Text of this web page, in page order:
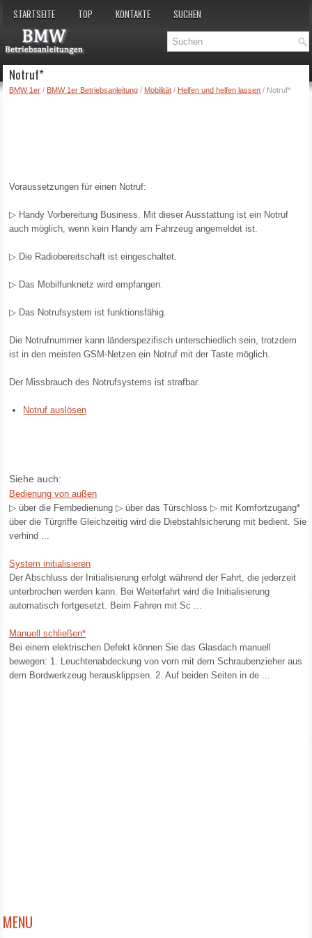
STARTSEITE TOP KONTAKTE SUCHEN
Notruf*
BMW 1er / BMW 1er Betriebsanleitung / Mobilität / Helfen und helfen lassen / Notruf*
Voraussetzungen für einen Notruf:
▷ Handy Vorbereitung Business. Mit dieser Ausstattung ist ein Notruf
auch möglich, wenn kein Handy am Fahrzeug angemeldet ist.
▷ Die Radiobereitschaft ist eingeschaltet.
▷ Das Mobilfunknetz wird empfangen.
▷ Das Notrufsystem ist funktionsfähig.
Die Notrufnummer kann länderspezifisch unterschiedlich sein, trotzdem
ist in den meisten GSM-Netzen ein Notruf mit der Taste möglich.
Der Missbrauch des Notrufsystems ist strafbar.
Notruf auslösen
Siehe auch:
Bedienung von außen
▷ über die Fernbedienung ▷ über das Türschloss ▷ mit Komfortzugang*
über die Türgriffe Gleichzeitig wird die Diebstahlsicherung mit bedient. Sie
verhind ...
System initialisieren
Der Abschluss der Initialisierung erfolgt während der Fahrt, die jederzeit
unterbrochen werden kann. Bei Weiterfahrt wird die Initialisierung
automatisch fortgesetzt. Beim Fahren mit Sc ...
Manuell schließen*
Bei einem elektrischen Defekt können Sie das Glasdach manuell
bewegen: 1. Leuchtenabdeckung von vorn mit dem Schraubenzieher aus
dem Bordwerkzeug herausklippsen. 2. Auf beiden Seiten in de ...
MENU